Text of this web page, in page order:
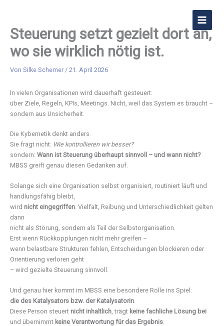
MAIN
Steuerung setzt gezielt dort an,
wo sie wirklich nötig ist.
Von Silke Schemer / 21. April 2026
In vielen Organisationen wird dauerhaft gesteuert:
über Ziele, Regeln, KPIs, Meetings. Nicht, weil das System es braucht –
sondern aus Unsicherheit.
Die Kybernetik denkt anders.
Sie fragt nicht: Wie kontrollieren wir besser?
sondern: Wann ist Steuerung überhaupt sinnvoll – und wann nicht?
MBSS greift genau diesen Gedanken auf.
Solange sich eine Organisation selbst organisiert, routiniert läuft und
handlungsfähig bleibt,
wird nicht eingegriffen . Vielfalt, Reibung und Unterschiedlichkeit gelten
dann
nicht als Störung, sondern als Teil der Selbstorganisation.
Erst wenn Rückkopplungen nicht mehr greifen –
wenn belastbare Strukturen fehlen, Entscheidungen blockieren oder
Orientierung verloren geht
– wird gezielte Steuerung sinnvoll.
Und genau hier kommt im MBSS eine besondere Rolle ins Spiel:
die des Katalysators bzw. der Katalysatorin
Diese Person steuert nicht inhaltlich , trägt keine fachliche Lösung bei
und übernimmt keine Verantwortung für das Ergebnis